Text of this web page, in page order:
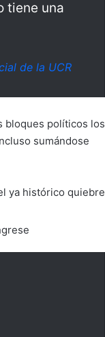
tiene una
de la UCR
bloques políticos los
sumándose
ya histórico quiebre